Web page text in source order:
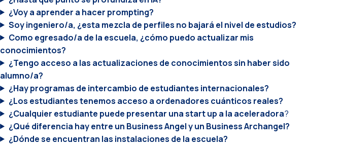
¿Voy a aprender a hacer prompting?
Soy ingeniero/a, ¿esta mezcla de perfiles no bajará el nivel de estudios?
Como egresado/a de la escuela, ¿cómo puedo actualizar mis
conocimientos?
¿Tengo acceso a las actualizaciones de conocimientos sin haber sido
alumno/a?
¿Hay programas de intercambio de estudiantes internacionales?
¿Los estudiantes tenemos acceso a ordenadores cuánticos reales?
¿Cualquier estudiante puede presentar unastart up a la aceleradora?
¿Qué diferencia hay entre un Business Angely un Business Archangel?
¿Dónde se encuentran las instalaciones de la escuela?